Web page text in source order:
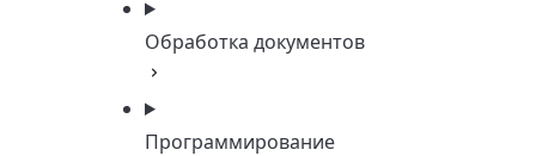
Обработка документов
Программирование